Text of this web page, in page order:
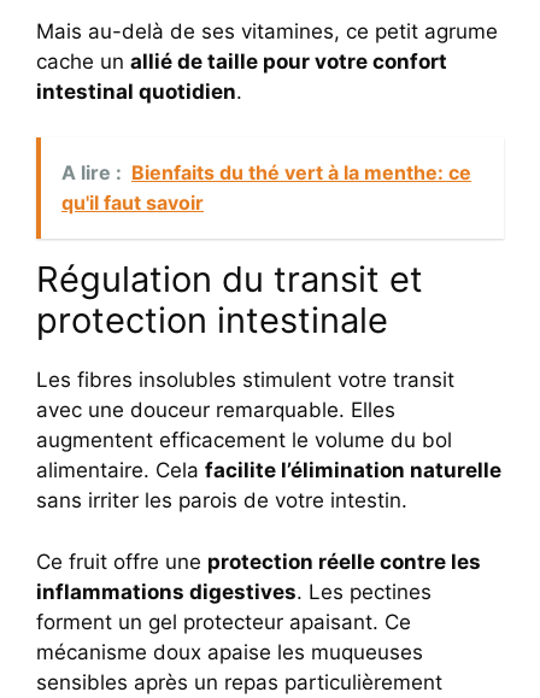
Mais au-delà de ses vitamines, ce petit agrume
cache un allié de taille pour votre confort
intestinal quotidien.
A lire : Bienfaits du thé vert à la menthe: ce
qu'il faut savoir
Régulation du transit et
protection intestinale
Les fibres insolubles stimulent votre transit
avec une douceur remarquable. Elles
augmentent efficacement le volume du bol
alimentaire. Cela facilite l’élimination naturelle
sans irriter les parois de votre intestin.
Ce fruit offre une protection réelle contre les
inflammations digestives. Les pectines
forment un gel protecteur apaisant. Ce
mécanisme doux apaise les muqueuses
sensibles après un repas particulièrement